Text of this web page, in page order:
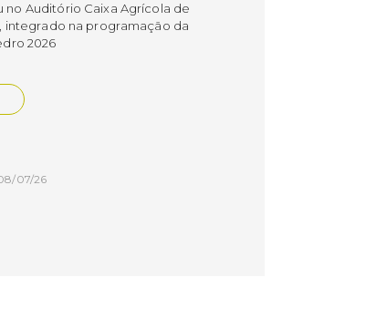
no Auditório Caixa Agrícola de
integrado na programação da
2026
07/26